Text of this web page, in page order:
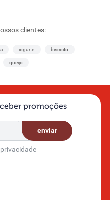
clientes:
iogurte biscoito
queijo
promoções
enviar